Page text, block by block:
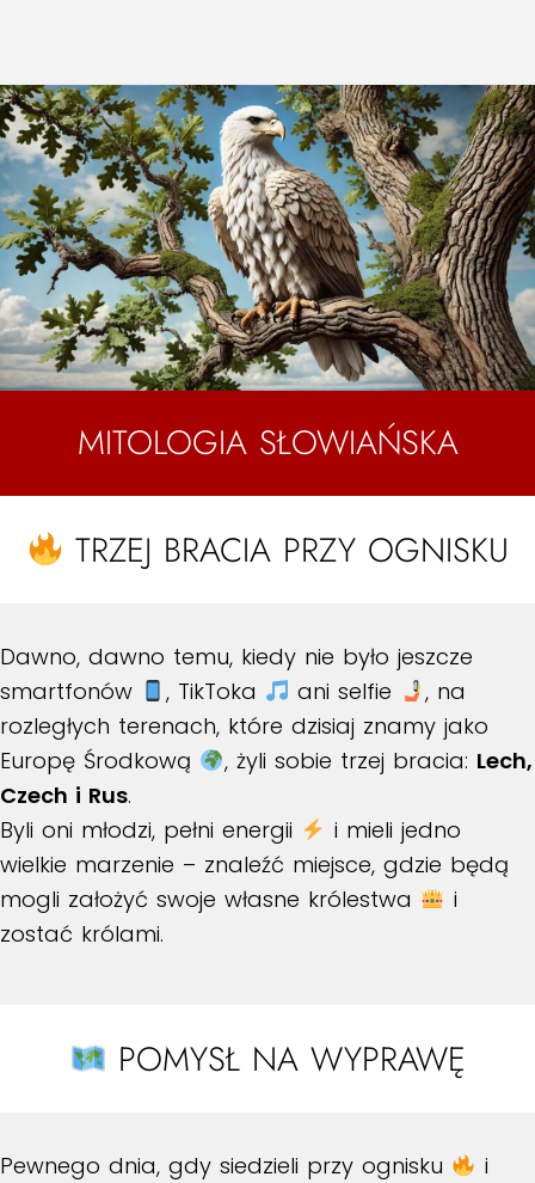
MITOLOGIA SŁOWIAŃSKA
TRZEJ BRACIA PRZY OGNISKU
Dawno, dawno temu, kiedy nie było jeszcze
smartfonów
, TikToka ani selfie
, na
rozległych terenach, które dzisiaj znamy jako
Europę Środkową
, żyli sobie trzej bracia: Lech,
Czech i Rus.
Byli oni młodzi, pełni energii
i mieli jedno
wielkie marzenie – znaleźć miejsce, gdzie będą
mogli założyć swoje własne królestwa
i
zostać królami.
POMYSŁ NA WYPRAWĘ
Pewnego dnia, gdy siedzieli przy ognisku
i